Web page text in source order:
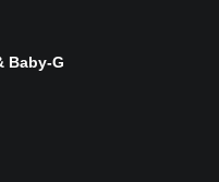
Baby-G